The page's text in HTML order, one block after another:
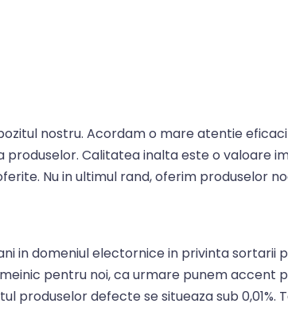
nostru. Acordam o mare atentie
produselor. Calitatea inalta este o valoare
Nu in ultimul rand, oferim produselor
in domeniul electornice in privinta sortarii
pentru noi, ca urmare punem accent
defecte se situeaza sub 0,01%.